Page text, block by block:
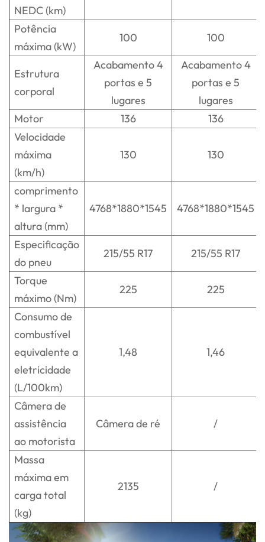
NEDC (km)
Potência
máxima (kW)
100 100
Estrutura
corporal
Acabamento 4
portas e 5
lugares
Acabamento 4
portas e 5
lugares
Motor
136
136
Velocidade
máxima
(km/h)
130 130
comprimento
* largura *
altura (mm)
4768*1880*1545 4768*1880*1545
Especificação
do pneu
215/55 R17
215/55 R17
Torque
máximo (Nm)
225
225
Consumo de
combustível
equivalente a
eletricidade
(L/100km)
1,48 1,46
Câmera de
assistência
ao motorista
Câmera de ré /
Massa
máxima em
carga total
(kg)
2135 /